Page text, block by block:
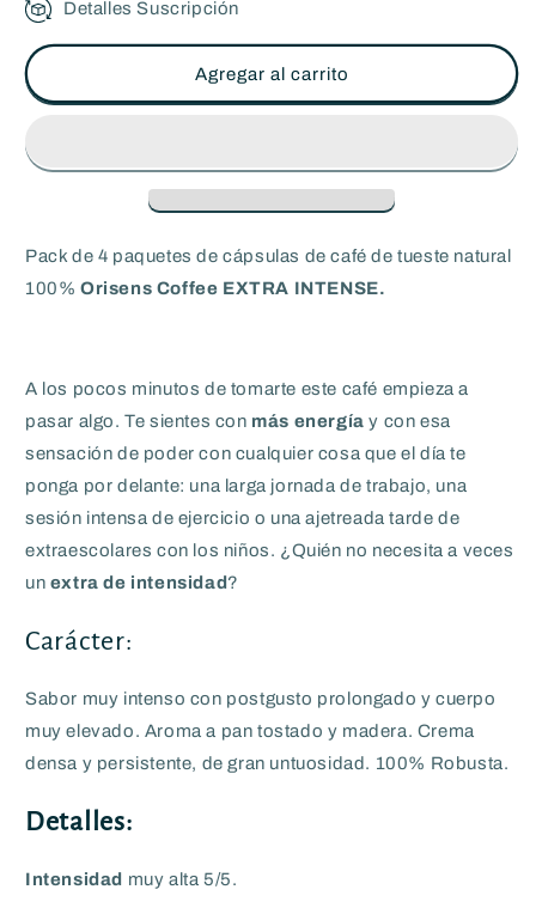
4
-
compostables
4
unidades
Suscripción bimestral
Suscripción mensual
Detalles Suscripción
Agregar al carrito
Pack de 4 paquetes de cápsulas de café de tueste natural
100% Orisens Coffee EXTRA INTENSE.
A los pocos minutos de tomarte este café empieza a
pasar algo. Te sientes con más energía y con esa
sensación de poder con cualquier cosa que el día te
ponga por delante: una larga jornada de trabajo, una
sesión intensa de ejercicio o una ajetreada tarde de
extraescolares con los niños. ¿Quién no necesita a veces
un extra de intensidad?
Carácter:
Sabor muy intenso con postgusto prolongado y cuerpo
muy elevado. Aroma a pan tostado y madera. Crema
densa y persistente, de gran untuosidad. 100% Robusta.
Detalles:
Intensidad muy alta 5/5.